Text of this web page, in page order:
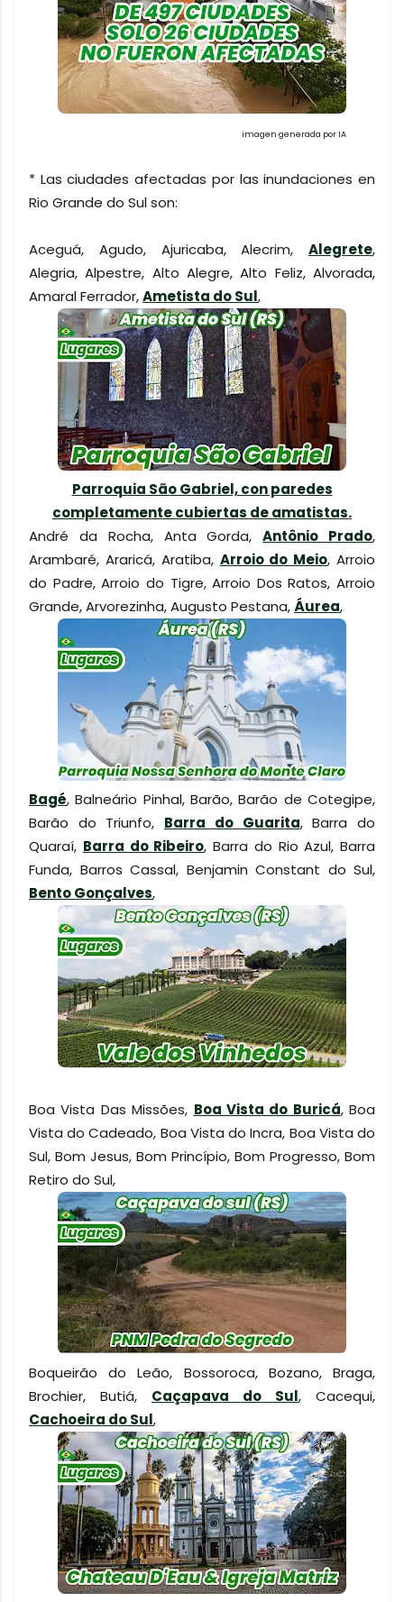
imagen generada por IA
* Las ciudades afectadas por las inundaciones en
Rio Grande do Sul son:
Aceguá, Agudo, Ajuricaba, Alecrim, Alegrete,
Alegria, Alpestre, Alto Alegre, Alto Feliz, Alvorada,
Amaral Ferrador,Ametista do Sul,
Parroquia São Gabriel, con paredes
completamente cubiertas de amatistas.
André da Rocha, Anta Gorda,Antônio Prado,
Arambaré, Araricá, Aratiba, Arroio do Meio, Arroio
do Padre, Arroio do Tigre, Arroio Dos Ratos, Arroio
Grande, Arvorezinha, Augusto Pestana,Áurea,
Bagé, Balneário Pinhal, Barão, Barão de Cotegipe,
Barão do Triunfo, Barra do Guarita, Barra do
Quaraí, Barra do Ribeiro, Barra do Rio Azul, Barra
Funda, Barros Cassal, Benjamin Constant do Sul,
Bento Gonçalves,
Boa Vista Das Missões, Boa Vista do Buricá, Boa
Vista do Cadeado, Boa Vista do Incra, Boa Vista do
Sul, Bom Jesus, Bom Princípio, Bom Progresso, Bom
Retiro do Sul,
Boqueirão do Leão, Bossoroca, Bozano, Braga,
Brochier, Butiá, Caçapava do Sul, Cacequi,
Cachoeira do Sul,